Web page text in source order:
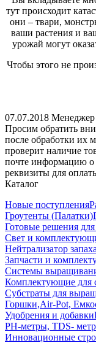
тут происходит
они – твари,
ваши растения и
урожай могут
Чтобы этого не
07.07.2018 Менеджер
Просим обратить
после обработки их
проверит наличие
почте информацию о
реквизиты для
Каталог
Новые поступления
Гроутенты (Палатки)
Готовые решения для
Свет и
Нейтрализатор запаха
Запчасти и
Системы
Комплектующие для
Субстраты для
Горшки,Air-Pot,
Удобрения и добавки
РН-метры, TDS-
Инновационные